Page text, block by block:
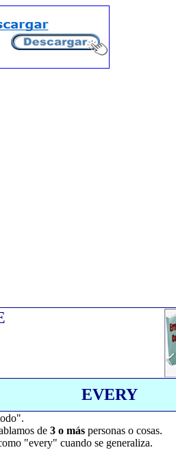
EVERY
de 3 o más personas o cosas.
"every" cuando se generaliza.